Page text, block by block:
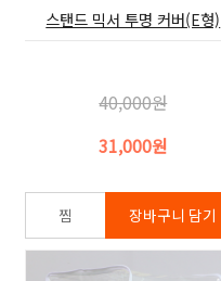
스탠드 믹서 투명 커버(E형)
40,000원
31,000원